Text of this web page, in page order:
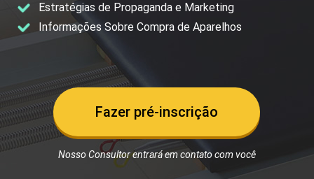
Estratégias de Propaganda e Marketing
Informações Sobre Compra de Aparelhos
Fazer pré-inscrição
Nosso Consultor entrará em contato com você